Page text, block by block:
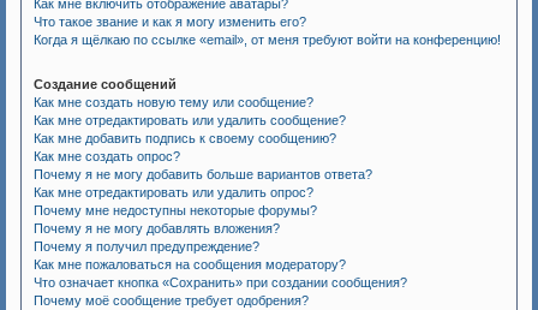
Как мне включить отображение аватары?
Что такое звание и как я могу изменить его?
Когда я щёлкаю по ссылке «email», от меня требуют войти на конференцию!
Создание сообщений
Как мне создать новую тему или сообщение?
Как мне отредактировать или удалить сообщение?
Как мне добавить подпись к своему сообщению?
Как мне создать опрос?
Почему я не могу добавить больше вариантов ответа?
Как мне отредактировать или удалить опрос?
Почему мне недоступны некоторые форумы?
Почему я не могу добавлять вложения?
Почему я получил предупреждение?
Как мне пожаловаться на сообщения модератору?
Что означает кнопка «Сохранить» при создании сообщения?
Почему моё сообщение требует одобрения?